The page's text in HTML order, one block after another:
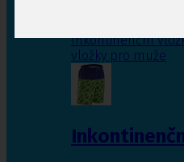
Inkontinenční
vložky pro muže